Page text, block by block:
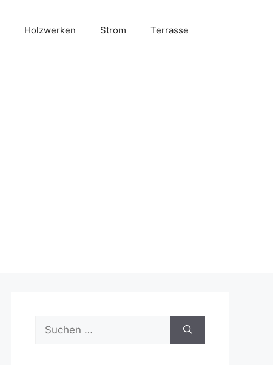
Holzwerken Strom Terrasse
Suche
nach: